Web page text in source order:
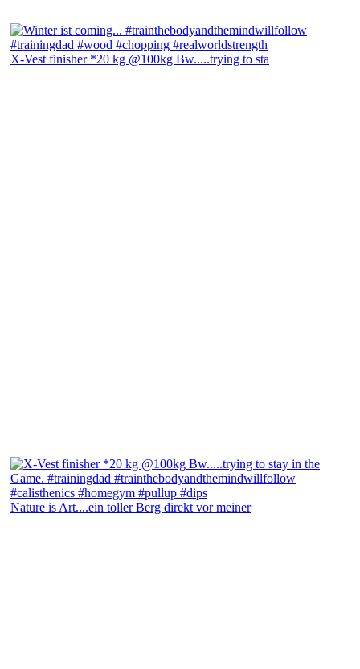
X-Vest finisher *20 kg @100kg Bw.....trying to sta
Nature is Art....ein toller Berg direkt vor meiner